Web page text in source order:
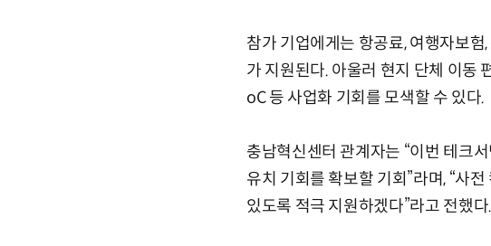
참가 기업에게는 항공료, 여행자보
가 지원된다. 아울러 현지 단체 이동
oC 등 사업화 기회를 모색할 수 있다.
충남혁신센터 관계자는 “이번 테크
유치 기회를 확보할 기회”라며, “사
있도록 적극 지원하겠다”라고 전했다.